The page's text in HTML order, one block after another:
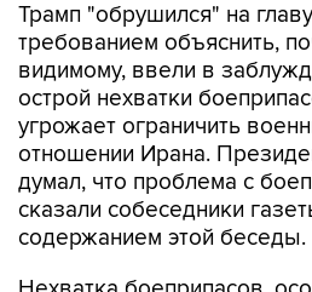
Трамп "обрушился" на
требованием объяснить,
видимому, ввели в
острой нехватки
угрожает ограничить
отношении Ирана.
думал, что проблема с
сказали собеседники
содержанием этой беседы.